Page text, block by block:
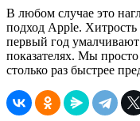
В любом случае это
подход Apple. Хитрость
первый год умалчивают
показателях. Мы
столько раз быстрее